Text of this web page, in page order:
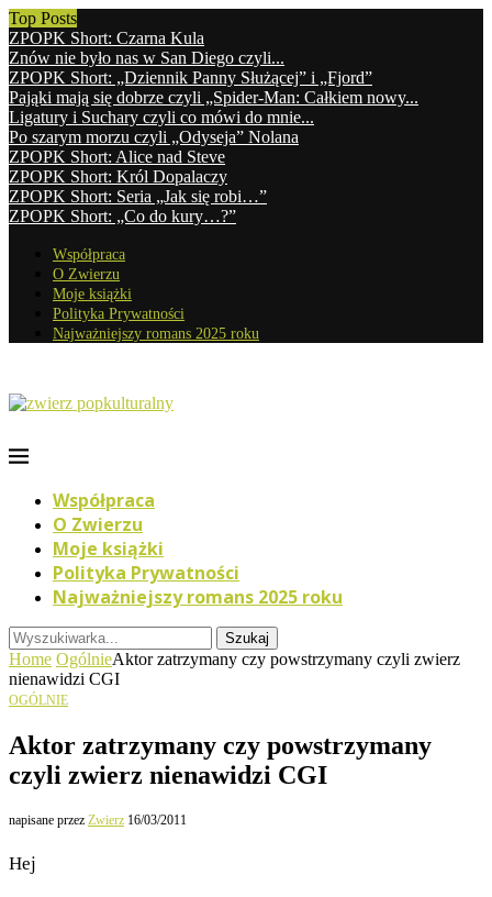
Top Posts
ZPOPK Short: Czarna Kula
Znów nie było nas w San Diego czyli...
ZPOPK Short: „Dziennik Panny Służącej” i „Fjord”
Pająki mają się dobrze czyli „Spider-Man: Całkiem nowy...
Ligatury i Suchary czyli co mówi do mnie...
Po szarym morzu czyli „Odyseja” Nolana
ZPOPK Short: Alice nad Steve
ZPOPK Short: Król Dopalaczy
ZPOPK Short: Seria „Jak się robi…”
ZPOPK Short: „Co do kury…?”
Współpraca
O Zwierzu
Moje książki
Polityka Prywatności
Najważniejszy romans 2025 roku
Współpraca
O Zwierzu
Moje książki
Polityka Prywatności
Najważniejszy romans 2025 roku
Szukaj
Home OgólnieAktor zatrzymany czy powstrzymany czyli zwierz
nienawidzi CGI
OGÓLNIE
Aktor zatrzymany czy powstrzymany
czyli zwierz nienawidzi CGI
napisane przez Zwierz 16/03/2011
Hej